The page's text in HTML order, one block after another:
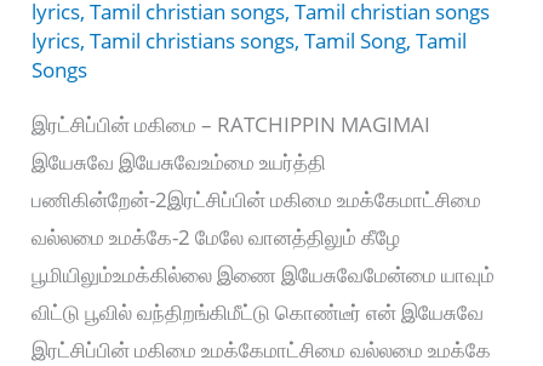
lyrics,Tamil christian songs,Tamil christian songs
lyrics,Tamil christians songs,Tamil Song,Tamil
Songs
இரட்சிப்பின் மகிமை – RATCHIPPIN MAGIMAI
இயேசுவே இயேசுவேஉம்மை உயர்த்தி
பணிகின்றேன்-2இரட்சிப்பின் மகிமை உமக்கேமாட்சிமை
வல்லமை உமக்கே-2 மேலே வானத்திலும் கீழே
பூமியிலும்உமக்கில்லை இணை இயேசுவேமேன்மை யாவும்
விட்டு பூவில் வந்திறங்கிமீட்டு கொண்டீர் என் இயேசுவே
இரட்சிப்பின் மகிமை உமக்கேமாட்சிமை வல்லமை உமக்கே